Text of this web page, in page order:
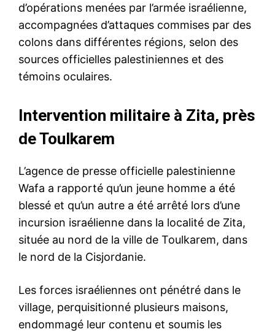
d’opérations menées par l’armée israélienne,
accompagnées d’attaques commises par des
colons dans différentes régions, selon des
sources officielles palestiniennes et des
témoins oculaires.
Intervention militaire à Zita, près
de Toulkarem
L’agence de presse officielle palestinienne
Wafa a rapporté qu’un jeune homme a été
blessé et qu’un autre a été arrêté lors d’une
incursion israélienne dans la localité de Zita,
située au nord de la ville de Toulkarem, dans
le nord de la Cisjordanie.
Les forces israéliennes ont pénétré dans le
village, perquisitionné plusieurs maisons,
endommagé leur contenu et soumis les